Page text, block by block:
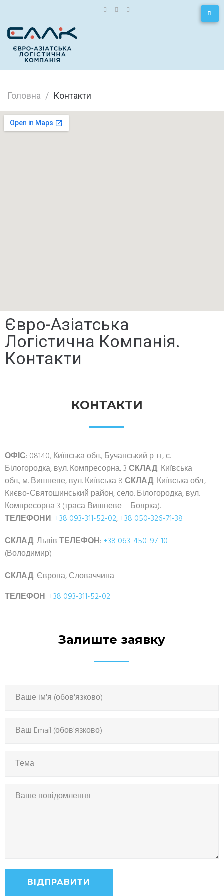
Головна / Контакти
Євро-Азіатська
Логістична Компанія.
Контакти
КОНТАКТИ
ОФІС: 08140, Київська обл., Бучанський р-н., с.
Білогородка, вул. Компресорна, 3СКЛАД: Київська
обл., м. Вишневе, вул. Київська 8СКЛАД: Київська обл.,
Києво-Святошинський район, село. Білогородка, вул.
Компресорна 3 (траса Вишневе – Боярка).
ТЕЛЕФОНИ: +38 093-311-52-02,+38 050-326-71-38
СКЛАД: ЛьвівТЕЛЕФОН: +38 063-450-97-10
(Володимир)
СКЛАД: Європа, Словаччина
ТЕЛЕФОН: +38 093-311-52-02
Залиште заявку